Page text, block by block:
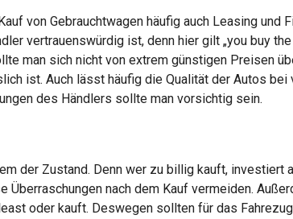
von Gebrauchtwagen häufig auch Leasing und
vertrauenswürdig ist, denn hier gilt „you buy
man sich nicht von extrem günstigen Preisen
ist. Auch lässt häufig die Qualität der Autos bei
des Händlers sollte man vorsichtig sein.
der Zustand. Denn wer zu billig kauft, investiert
nach dem Kauf vermeiden.
oder kauft. Deswegen sollten für das